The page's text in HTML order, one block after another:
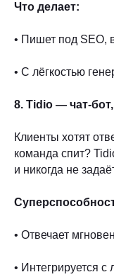
Что делает:
• Пишет под SEO,
• С лёгкостью
8. Tidio — чат-
Клиенты хотят
команда спит?
и никогда не
• Отвечает
• Интегрируется